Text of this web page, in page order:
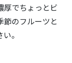
厚でちょっとビ
節のフルーツと
。